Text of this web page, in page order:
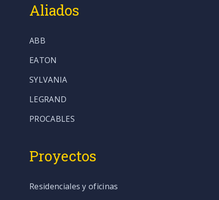
Aliados
ABB
EATON
SYLVANIA
LEGRAND
PROCABLES
Proyectos
Residenciales y oficinas